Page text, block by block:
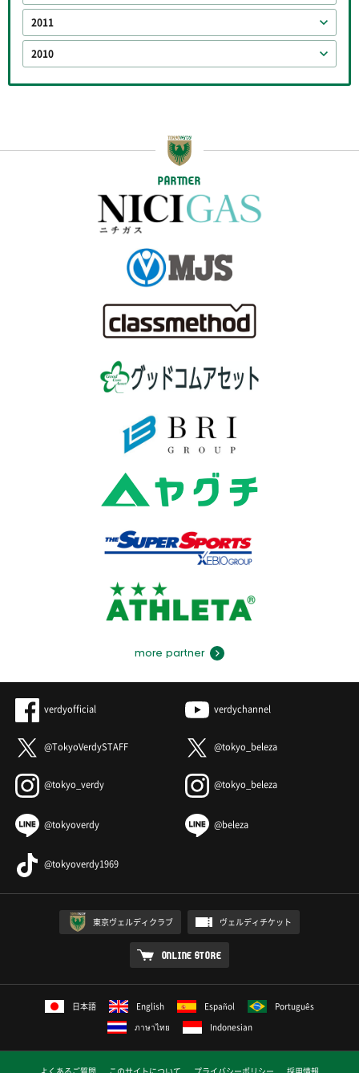
2011
2010
PARTNER
more partner
verdyofficial verdychannel
@TokyoVerdySTAFF @tokyo_beleza
@tokyo_verdy @tokyo_beleza
@tokyoverdy @beleza
@tokyoverdy1969
東京ヴェルディクラブ ヴェルディチケット
ONLINE STORE
日本語 English Español
Português
ภาษาไทย
Indonesian